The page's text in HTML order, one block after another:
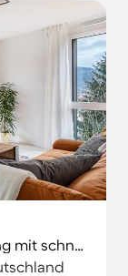
Voll ausgestattete schöne Wohnung mit schnellem Internet und Terrasse | Bergblick | Perfekt für die Arbeit von Zuhause